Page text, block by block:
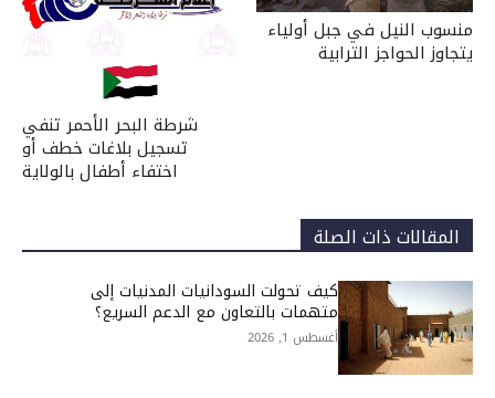
منسوب النيل في جبل أولياء
يتجاوز الحواجز الترابية
شرطة البحر الأحمر تنفي
تسجيل بلاغات خطف أو
اختفاء أطفال بالولاية
المقالات ذات الصلة
كيف تحولت السودانيات المدنيات إلى
متهمات بالتعاون مع الدعم السريع؟
أغسطس 1, 2026